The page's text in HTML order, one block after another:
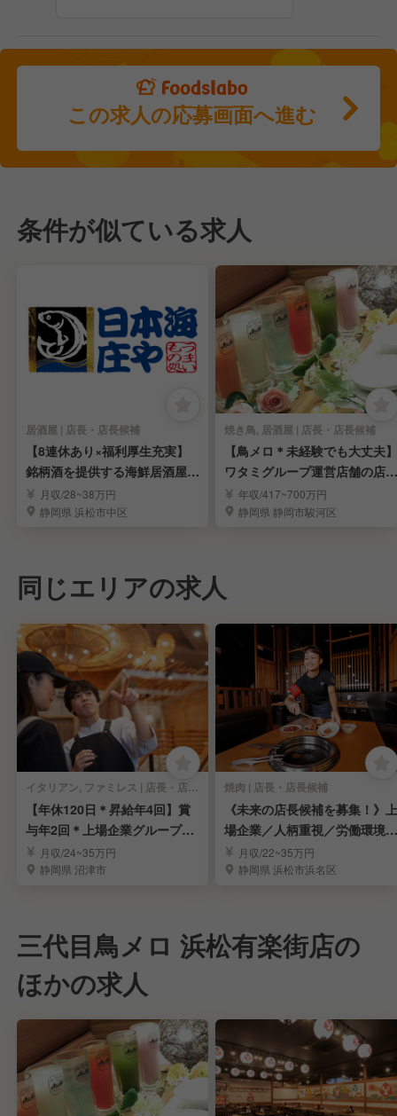
この求人の応募画面へ進む
条件が似ている求人
居酒屋 | 店長・店長候補
【8連休あり×福利厚生充実】
銘柄酒を提供する海鮮居酒屋で
店長・料理長募集
月収/28~38万円
静岡県 浜松市中区
焼き鳥, 居酒屋 | 店長・店長候補
【鳥メロ＊未経験でも大丈夫】
ワタミグループ運営店舗の店舗
スタッフを募集！
年収/417~700万円
静岡県 静岡市駿河区
同じエリアの求人
イタリアン, ファミレス | 店長・店長候補
【年休120日＊昇給年4回】賞
与年2回＊上場企業グループで
店長を募集
月収/24~35万円
静岡県 沼津市
焼肉 | 店長・店長候補
《未来の店長候補を募集！》上
場企業／人柄重視／労働環境安
定／福利厚生充実
月収/22~35万円
静岡県 浜松市浜名区
三代目鳥メロ 浜松有楽街店の
ほかの求人